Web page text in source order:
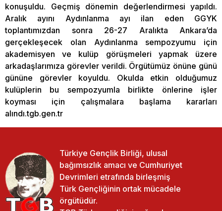
konuşuldu. Geçmiş dönemin değerlendirmesi yapıldı.
Aralık ayını Aydınlanma ayı ilan eden GGYK
toplantımızdan sonra 26-27 Aralıkta Ankara’da
gerçekleşecek olan Aydınlanma sempozyumu için
akademisyen ve kulüp görüşmeleri yapmak üzere
arkadaşlarımıza görevler verildi. Örgütümüz önüne günü
gününe görevler koyuldu. Okulda etkin olduğumuz
kulüplerin bu sempozyumla birlikte önlerine işler
koyması için çalışmalara başlama kararları
alındı.tgb.gen.tr
Türkiye Gençlik Birliği, ulusal
bağımsızlık amacı ve Cumhuriyet
Devrimleri etrafında birleşmiş
Türk Gençliğinin ortak mücadele
örgütüdür.